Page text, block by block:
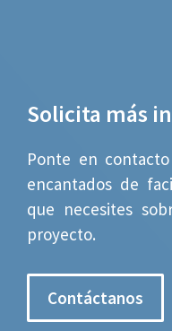
Solicita más
Ponte en
encantados de
que necesites
proyecto.
Contáctanos